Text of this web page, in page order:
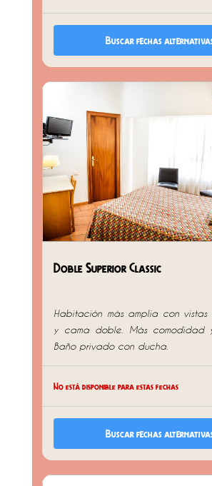
Buscar fechas
Doble Superior Classic
Habitación más amplia con
y cama doble. Más comodidad
Baño privado con ducha.
No está disponible para estas fechas
Buscar fechas